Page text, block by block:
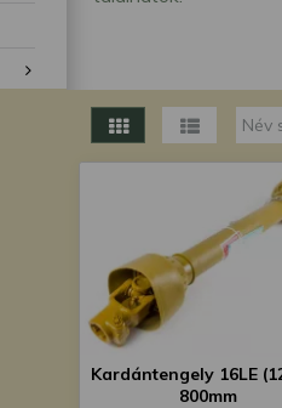
Kardántengely 16LE
800mm